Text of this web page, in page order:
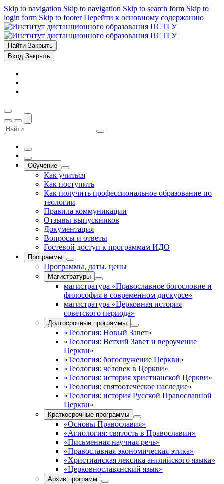
Skip to navigation Skip to navigation Skip to search form Skip to
login form Skip to footer Перейти к основному содержанию
Найти Закрыть
Вход Закрыть
Обучение
Как учиться
Как поступить
Как получить профессиональное образование по
теологии
Правила коммуникации
Отзывы выпускников
Документация
Вопросы и ответы
Гостевой доступ к программам ИДО
Программы
Программы, даты, цены
Магистратуры
магистратура «Православное богословие и
философия в современном дискурсе»
магистратура «Церковная история
советского периода»
Долгосрочные программы
«Теология: Новый Завет»
«Теология: Ветхий Завет и вероучение
Церкви»
«Теология: богослужение Церкви»
«Теология: человек в Церкви»
«Теология: история христианской Церкви»
«Теология: святоотеческое наследие»
«Теология: история Русской Православной
Церкви»
Краткосрочные программы
«Основы Православия»
«Агиология: святость в Православии»
«Письменная научная речь»
«Православная экономическая этика»
«Христианская лексика английского языка»
«Церковнославянский язык»
Архив программ